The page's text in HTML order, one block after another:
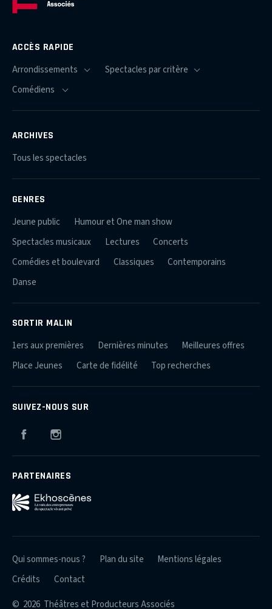
ACCÈS RAPIDE
ARCHIVES
Tous les spectacles
GENRES
Jeune public
Humour et One man show
Spectacles musicaux
Lectures
Concerts
Comédies et boulevard
Classiques
Contemporains
Danse
SORTIR MALIN
1ers aux premières Dernières minutes
Meilleures offres
Place Jeunes
Carte de fidélité Top recherches
SUIVEZ-NOUS SUR
Facebook
PARTENAIRES
© 2026 Théâtres et Producteurs Associés
Qui sommes-nous ? Plan du site
Mentions légales
Crédits
Contact